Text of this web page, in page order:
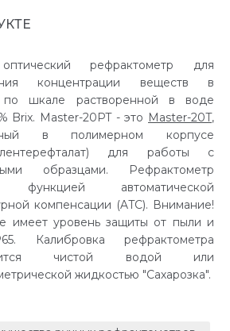
рефрактометр для
концентрации веществ в
по шкале растворенной в воде
Brix. Master-20PT - это Master-20T,
в полимерном корпусе
для работы с
образцами. Рефрактометр
функцией автоматической
компенсации (ATC). Внимание!
имеет уровень защиты от пыли и
Калибровка рефрактометра
чистой водой или
жидкостью "Сахарозка".